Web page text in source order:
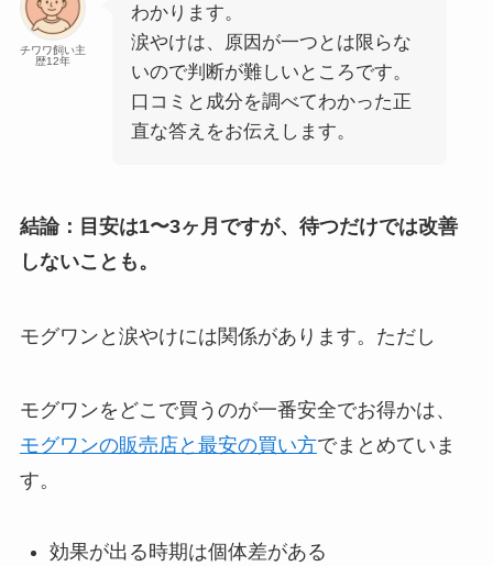
チワワ飼い主
歴12年
わかります。
涙やけは、原因が一つとは限らな
いので判断が難しいところです。
口コミと成分を調べてわかった正
直な答えをお伝えします。
結論：目安は1〜3ヶ月ですが、待つだけでは改善
しないことも。
モグワンと涙やけには関係があります。ただし
モグワンをどこで買うのが一番安全でお得かは、
モグワンの販売店と最安の買い方でまとめていま
す。
効果が出る時期は個体差がある